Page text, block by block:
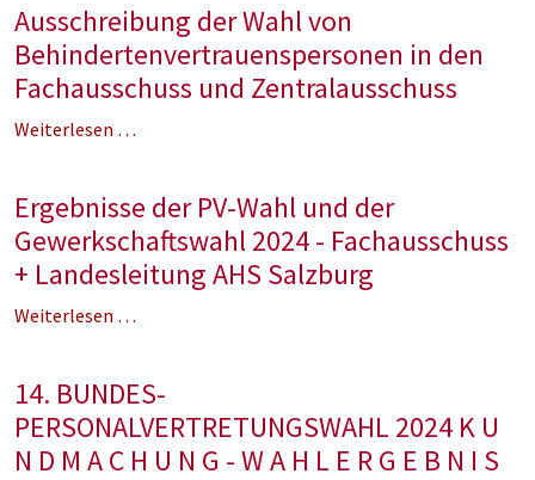
Ausschreibung der Wahl von
Behindertenvertrauenspersonen in den
Fachausschuss und Zentralausschuss
Weiterlesen …
Ergebnisse der PV-Wahl und der
Gewerkschaftswahl 2024 - Fachausschuss
+ Landesleitung AHS Salzburg
Weiterlesen …
14. BUNDES-
PERSONALVERTRETUNGSWAHL 2024 K U
N D M A C H U N G - W A H L E R G E B N I S